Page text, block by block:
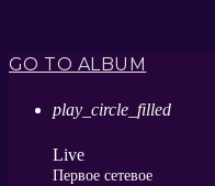
GO TO ALBUM
play_circle_filled
Live
Первое сетевое